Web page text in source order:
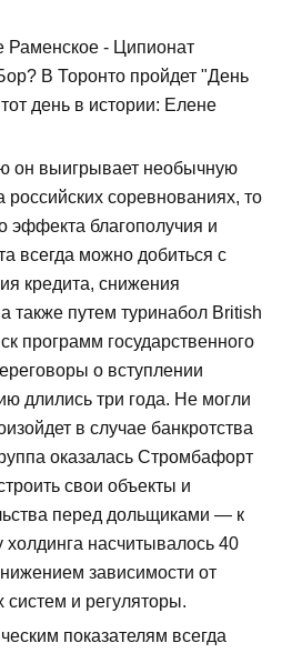
Раменское - Ципионат
В Торонто пройдет "День
день в истории: Елене
он выигрывает необычную
российских соревнованиях, то
эффекта благополучия и
всегда можно добиться с
кредита, снижения
также путем туринабол British
программ государственного
о вступлении
длились три года. Не могли
в случае банкротства
оказалась Стромбафорт
свои объекты и
перед дольщиками — к
холдинга насчитывалось 40
зависимости от
и регуляторы.
показателям всегда